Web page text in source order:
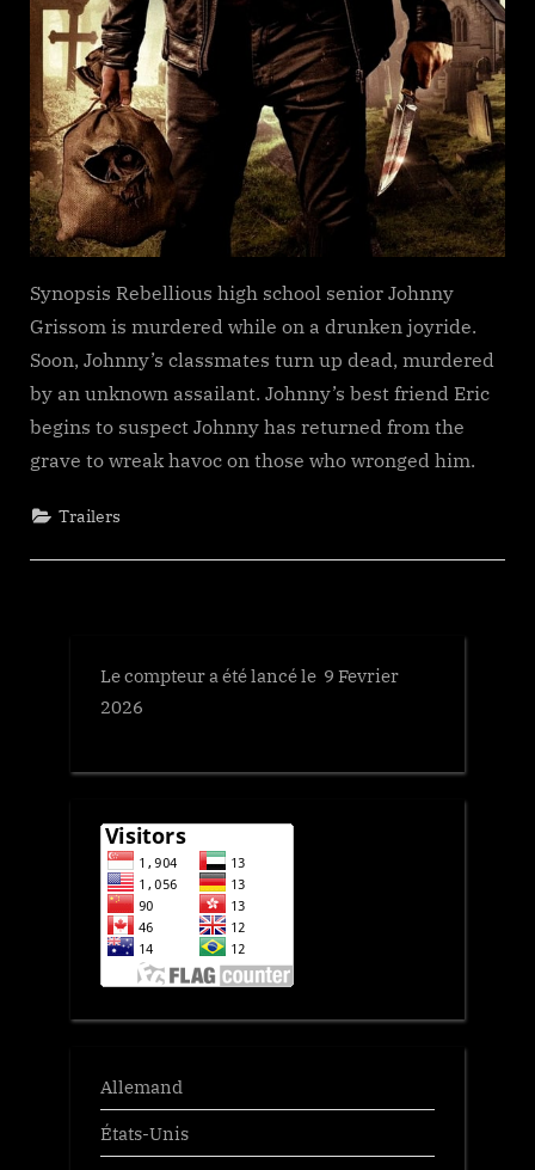
Synopsis Rebellious high school senior Johnny
Grissom is murdered while on a drunken joyride.
Soon, Johnny’s classmates turn up dead, murdered
by an unknown assailant. Johnny’s best friend Eric
begins to suspect Johnny has returned from the
grave to wreak havoc on those who wronged him.
Trailers
Le compteur a été lancé le 9 Fevrier
2026
Allemand
États-Unis